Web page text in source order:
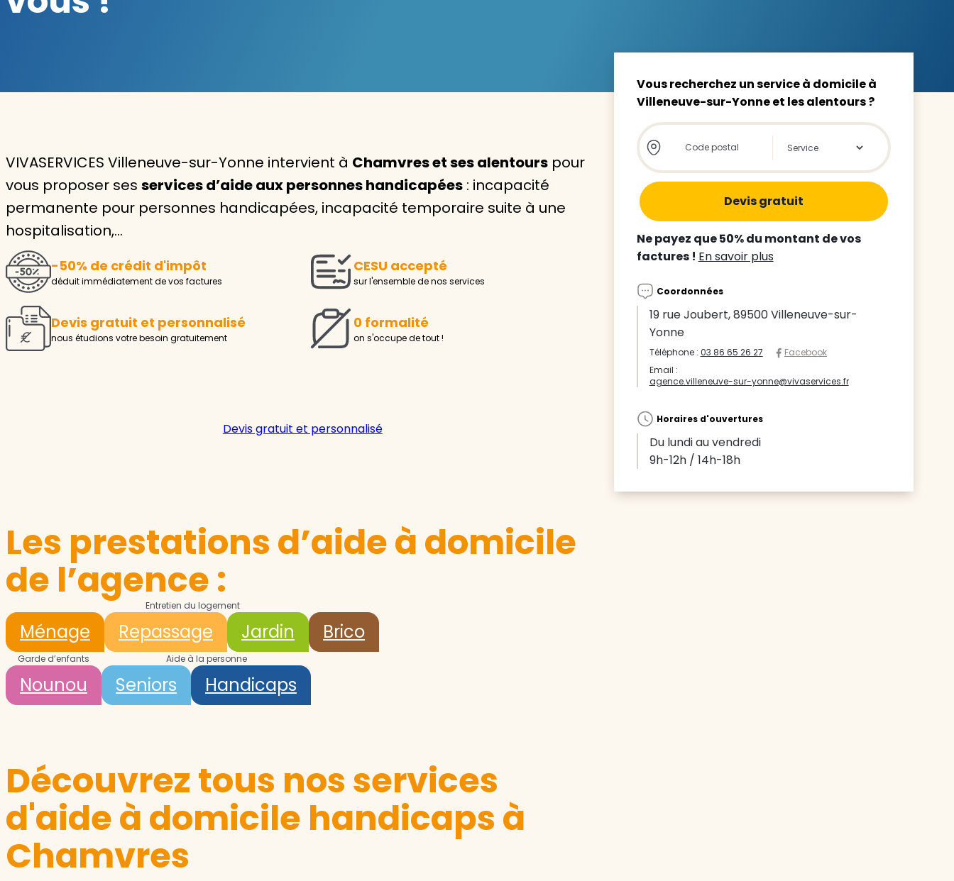
Aide à la personne
Handicaps
Voir tous les services
Avec VIVASERVICES, trouvez le
service à domicile qui vous
correspond !
Pour l’entretien de votre logement, la garde de votre enfant
ou l’accompagnement d’un parent, nos intervenants à
domicile sont là pour vous épauler.
Trouver mon agence
VIVASERVICES Villeneuve-sur-Yonne intervient à Chamvres et ses alentours pour
vous proposer ses services d’aide aux personnes handicapées : incapacité
permanente pour personnes handicapées, incapacité temporaire suite à une
hospitalisation,…
-50% de crédit d'impôt
déduit immédiatement de vos factures
CESU accepté
sur l'ensemble de nos services
Devis gratuit et personnalisé
nous étudions votre besoin gratuitement
0 formalité
on s'occupe de tout !
Devis gratuit et personnalisé
Les prestations d’aide à domicile
de l’agence :
Entretien du logement
Ménage Repassage Jardin Brico
Garde d’enfants
Nounou
Aide à la personne
Seniors Handicaps
Découvrez tous nos services
d'aide à domicile handicaps à
Chamvres
Vous recherchez un service à domicile à
Villeneuve-sur-Yonne et les alentours ?
Store locator global - Autocompletion
Rechercher
Ne payez que 50% du montant de vos
factures ! En savoir plus
Coordonnées
19 rue Joubert, 89500 Villeneuve-sur-
Yonne
Téléphone : 03 86 65 26 27
Facebook
Email :
agence.villeneuve-sur-yonne@vivaservices.fr
Horaires d'ouvertures
Du lundi au vendredi
9h-12h / 14h-18h